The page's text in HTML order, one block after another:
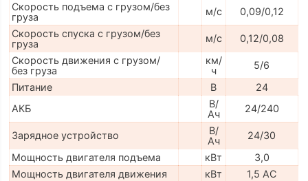
Скорость подъема с грузом/без
груза
м/с
0,09/0,12
Скорость спуска с грузом/без
груза
м/с
0,12/0,08
Скорость движения с грузом/
без груза
км/
ч
5/6
Питание
В
24
АКБ
В/
Ач
24/240
Зарядное устройство
В/
Ач
24/30
Мощность двигателя подъема
кВт
3,0
Мощность двигателя движения
кВт 1,5 AC